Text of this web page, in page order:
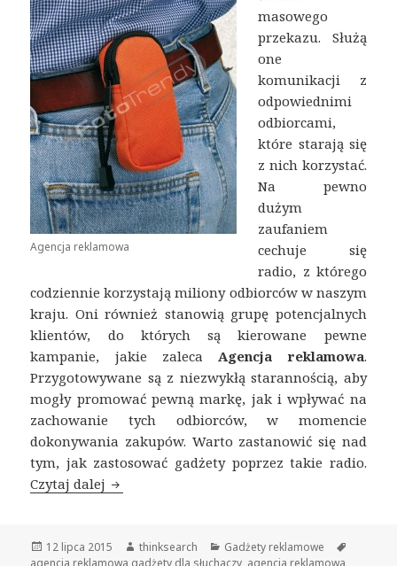
Agencja reklamowa
masowego
przekazu. Służą
one
komunikacji z
odpowiednimi
odbiorcami,
które starają się
z nich korzystać.
Na pewno
dużym
zaufaniem
cechuje się
radio, z którego
codziennie korzystają miliony odbiorców w naszym
kraju. Oni również stanowią grupę potencjalnych
klientów, do których są kierowane pewne
kampanie, jakie zaleca Agencja reklamowa.
Przygotowywane są z niezwykłą starannością, aby
mogły promować pewną markę, jak i wpływać na
zachowanie tych odbiorców, w momencie
dokonywania zakupów. Warto zastanowić się nad
tym, jak zastosować gadżety poprzez takie radio.
Czytaj dalej Agencja reklamowa dostarcza gadżety na
Opublikowano
12 lipca 2015 Autor
thinksearch Kategorie
Gadżety reklamowe